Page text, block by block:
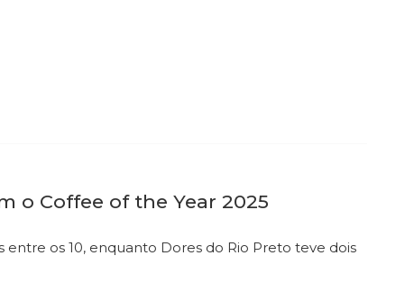
o Coffee of the Year 2025
os 10, enquanto Dores do Rio Preto teve dois